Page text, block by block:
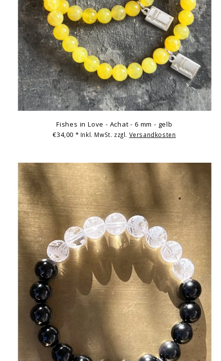
Fishes in Love - Achat - 6 mm - gelb
€34,00 * Inkl. MwSt. zzgl. Versandkosten